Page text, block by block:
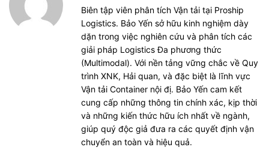
Biên tập viên phân tích Vận tải tại Proship
Logistics. Bảo Yến sở hữu kinh nghiệm dày
dặn trong việc nghiên cứu và phân tích các
giải pháp Logistics Đa phương thức
(Multimodal). Với nền tảng vững chắc về Quy
trình XNK, Hải quan, và đặc biệt là lĩnh vực
Vận tải Container nội đị. Bảo Yến cam kết
cung cấp những thông tin chính xác, kịp thời
và những kiến thức hữu ích nhất về ngành,
giúp quý độc giả đưa ra các quyết định vận
chuyển an toàn và hiệu quả.